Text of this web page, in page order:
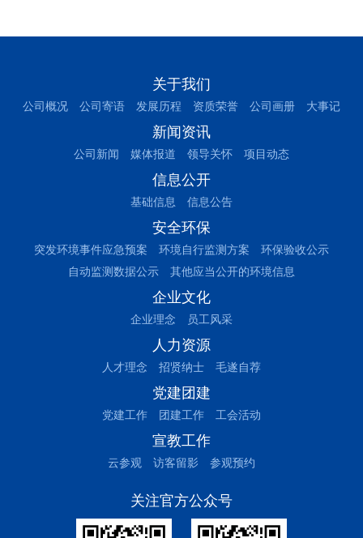
关于我们
公司概况 公司寄语 发展历程 资质荣誉 公司画册 大事记
新闻资讯
公司新闻 媒体报道 领导关怀 项目动态
信息公开
基础信息 信息公告
安全环保
突发环境事件应急预案 环境自行监测方案
环保验收公示
自动监测数据公示
其他应当公开的环境信息
企业文化
企业理念 员工风采
人力资源
人才理念 招贤纳士 毛遂自荐
党建团建
党建工作 团建工作 工会活动
宣教工作
云参观 访客留影 参观预约
关注官方公众号